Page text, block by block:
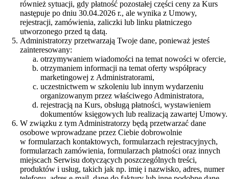
również sytuacji, gdy płatność pozostałej części ceny za Kurs
następuje po dniu 30.04.2026 r., ale wynika z Umowy,
rejestracji, zamówienia, zaliczki lub linku płatniczego
utworzonego przed tą datą.
Administratorzy przetwarzają Twoje dane, ponieważ jesteś
zainteresowany:
otrzymywaniem wiadomości na temat nowości w ofercie,
otrzymaniem informacji na temat oferty współpracy
marketingowej z Administratorami,
uczestnictwem w szkoleniu lub innym wydarzeniu
organizowanym przez właściwego Administratora,
rejestracją na Kurs, obsługą płatności, wystawieniem
dokumentów księgowych lub realizacją zawartej Umowy.
W związku z tym Administratorzy będą przetwarzać dane
osobowe wprowadzane przez Ciebie dobrowolnie
w formularzach kontaktowych, formularzach rejestracyjnych,
formularzach zamówienia, formularzach płatności oraz innych
miejscach Serwisu dotyczących poszczególnych treści,
produktów i usług, takich jak np. imię i nazwisko, adres, numer